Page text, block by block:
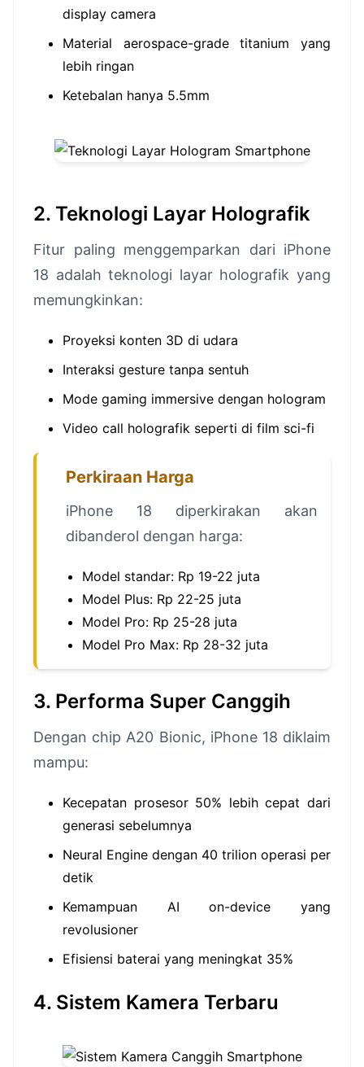
display camera
Material aerospace-grade titanium yang
lebih ringan
Ketebalan hanya 5.5mm
2. Teknologi Layar Holografik
Fitur paling menggemparkan dari iPhone
18 adalah teknologi layar holografik yang
memungkinkan:
Proyeksi konten 3D di udara
Interaksi gesture tanpa sentuh
Mode gaming immersive dengan hologram
Video call holografik seperti di film sci-fi
Perkiraan Harga
iPhone 18 diperkirakan akan
dibanderol dengan harga:
Model standar: Rp 19-22 juta
Model Plus: Rp 22-25 juta
Model Pro: Rp 25-28 juta
Model Pro Max: Rp 28-32 juta
3. Performa Super Canggih
Dengan chip A20 Bionic, iPhone 18 diklaim
mampu:
Kecepatan prosesor 50% lebih cepat dari
generasi sebelumnya
Neural Engine dengan 40 trilion operasi per
detik
Kemampuan AI on-device yang
revolusioner
Efisiensi baterai yang meningkat 35%
4. Sistem Kamera Terbaru